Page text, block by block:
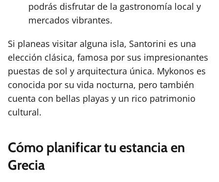
podrás disfrutar de la gastronomía local y
mercados vibrantes.
Si planeas visitar alguna isla, Santorini es una
elección clásica, famosa por sus impresionantes
puestas de sol y arquitectura única. Mykonos es
conocida por su vida nocturna, pero también
cuenta con bellas playas y un rico patrimonio
cultural.
Cómo planificar tu estancia en
Grecia